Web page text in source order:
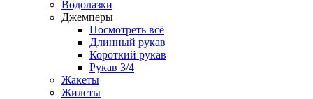
Водолазки
Джемперы
Посмотреть всё
Длинный рукав
Короткий рукав
Рукав 3/4
Жакеты
Жилеты